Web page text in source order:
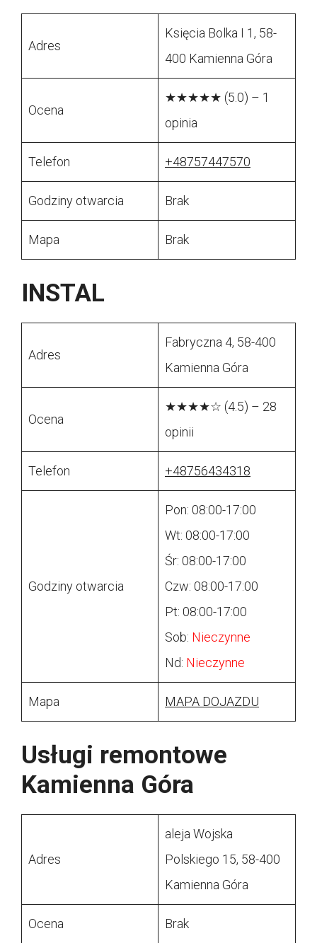
Adres
Księcia Bolka I 1, 58-
400 Kamienna Góra
Ocena
★★★★★ (5.0) – 1
opinia
Telefon +48757447570
Godziny otwarcia Brak
Mapa Brak
INSTAL
Adres
Fabryczna 4, 58-400
Kamienna Góra
Ocena
★★★★☆ (4.5) – 28
opinii
Telefon +48756434318
Godziny otwarcia
Pon: 08:00-17:00
Wt: 08:00-17:00
Śr: 08:00-17:00
Czw: 08:00-17:00
Pt: 08:00-17:00
Sob: Nieczynne
Nd: Nieczynne
Mapa MAPA DOJAZDU
Usługi remontowe
Kamienna Góra
Adres
aleja Wojska
Polskiego 15, 58-400
Kamienna Góra
Ocena Brak